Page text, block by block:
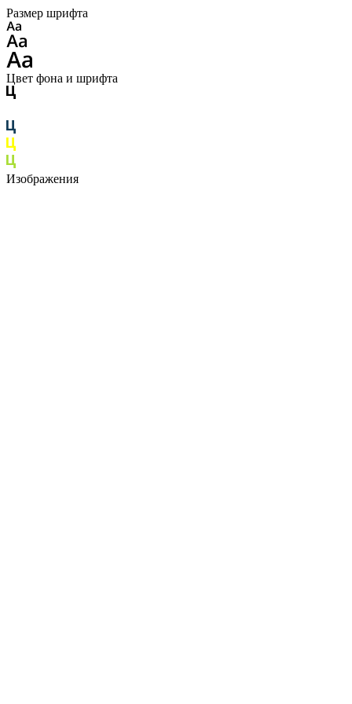
Размер шрифта
Цвет фона и шрифта
Изображения